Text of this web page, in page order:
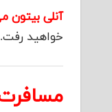
آنلی بیتون
خواهید رفت.